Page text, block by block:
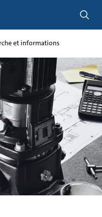
et informations